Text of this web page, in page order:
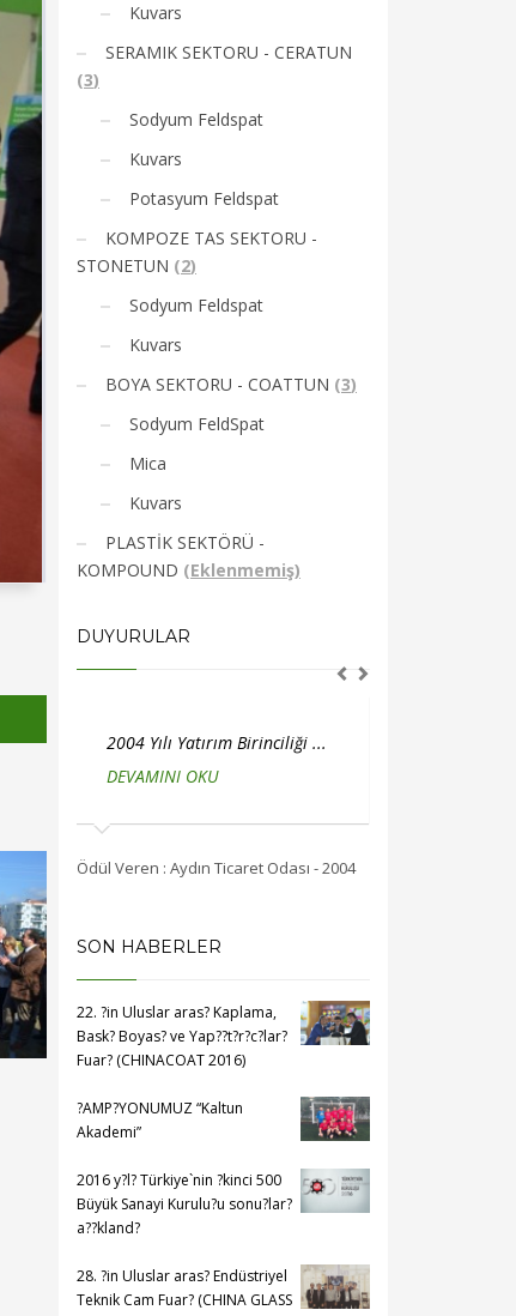
Kuvars
SERAMIK SEKTORU - CERATUN
(3)
Sodyum Feldspat
Kuvars
Potasyum Feldspat
KOMPOZE TAS SEKTORU -
STONETUN (2)
Sodyum Feldspat
Kuvars
BOYA SEKTORU - COATTUN (3)
Sodyum FeldSpat
Mica
Kuvars
PLASTİK SEKTÖRÜ -
KOMPOUND (Eklenmemiş)
DUYURULAR
2005 Yılı İhracat Verileri ...
DEVAMINI OKU
Ödül Veren : Ege Bölgesi Sanayi Odası -
22. ?in Uluslar aras? Kaplama,
Bask? Boyas? ve Yap??t?r?c?lar?
?AMP?YONUMUZ “Kaltun
2016 y?l? Türkiye`nin ?kinci 500
Büyük Sanayi Kurulu?u sonu?lar?
28. ?in Uluslar aras? Endüstriyel